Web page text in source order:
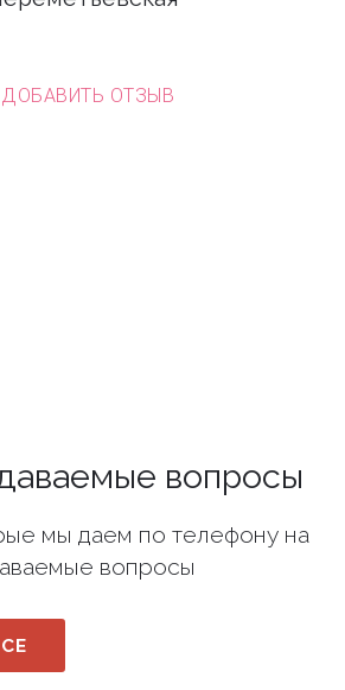
ДОБАВИТЬ ОТЗЫВ
вопросы
мы даем по телефону на
вопросы